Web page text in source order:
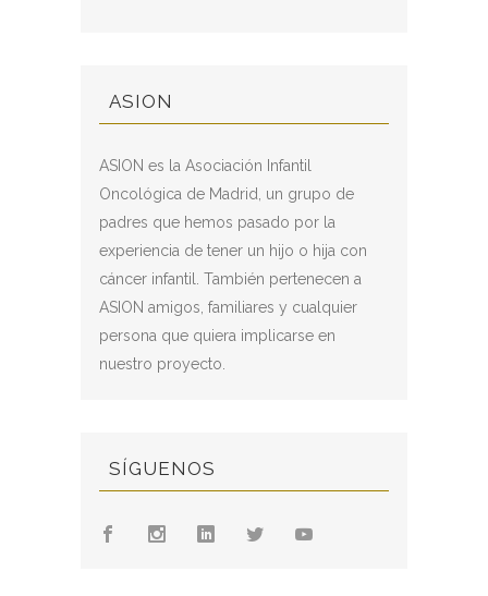
ASION
ASION es la Asociación Infantil
Oncológica de Madrid, un grupo de
padres que hemos pasado por la
experiencia de tener un hijo o hija con
cáncer infantil. También pertenecen a
ASION amigos, familiares y cualquier
persona que quiera implicarse en
nuestro proyecto.
SÍGUENOS